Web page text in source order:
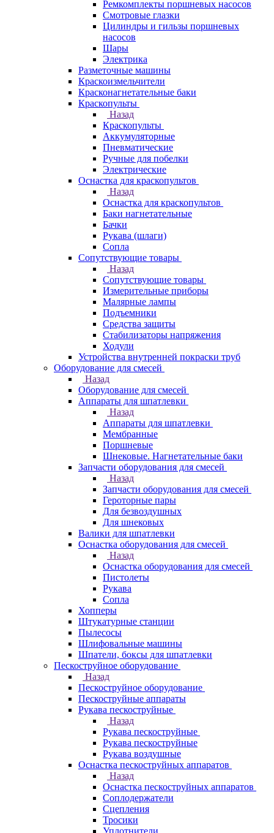
Ремкомплекты поршневых насосов
Смотровые глазки
Цилиндры и гильзы поршневых
насосов
Шары
Электрика
Разметочные машины
Краскоизмельчители
Красконагнетательные баки
Краскопульты
Назад
Краскопульты
Аккумуляторные
Пневматические
Ручные для побелки
Электрические
Оснастка для краскопультов
Назад
Оснастка для краскопультов
Баки нагнетательные
Бачки
Рукава (шлаги)
Сопла
Сопутствующие товары
Назад
Сопутствующие товары
Измерительные приборы
Малярные лампы
Подъемники
Средства защиты
Стабилизаторы напряжения
Ходули
Устройства внутренней покраски труб
Оборудование для смесей
Назад
Оборудование для смесей
Аппараты для шпатлевки
Назад
Аппараты для шпатлевки
Мембранные
Поршневые
Шнековые. Нагнетательные баки
Запчасти оборудования для смесей
Назад
Запчасти оборудования для смесей
Героторные пары
Для безвоздушных
Для шнековых
Валики для шпатлевки
Оснастка оборудования для смесей
Назад
Оснастка оборудования для смесей
Пистолеты
Рукава
Сопла
Хопперы
Штукатурные станции
Пылесосы
Шлифовальные машины
Шпатели, боксы для шпатлевки
Пескоструйное оборудование
Назад
Пескоструйное оборудование
Пескоструйные аппараты
Рукава пескоструйные
Назад
Рукава пескоструйные
Рукава пескоструйные
Рукава воздушные
Оснастка пескоструйных аппаратов
Назад
Оснастка пескоструйных аппаратов
Соплодержатели
Сцепления
Тросики
Уплотнители